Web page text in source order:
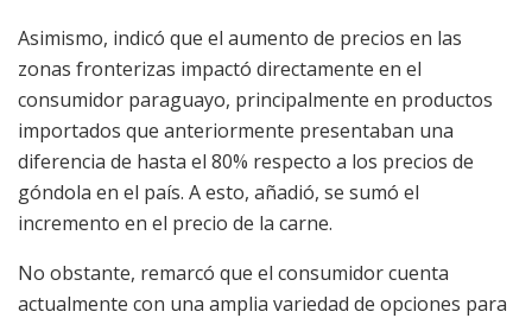
Asimismo, indicó que el aumento de precios en las
zonas fronterizas impactó directamente en el
consumidor paraguayo, principalmente en productos
importados que anteriormente presentaban una
diferencia de hasta el 80% respecto a los precios de
góndola en el país. A esto, añadió, se sumó el
incremento en el precio de la carne.
No obstante, remarcó que el consumidor cuenta
actualmente con una amplia variedad de opciones para